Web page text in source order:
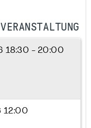
18:30 - 20:00
12:00